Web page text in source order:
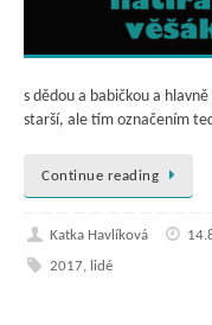
s dědou a babičkou a
starší, ale tím označením
Continue reading
Katka Havlíková
2017, lidé